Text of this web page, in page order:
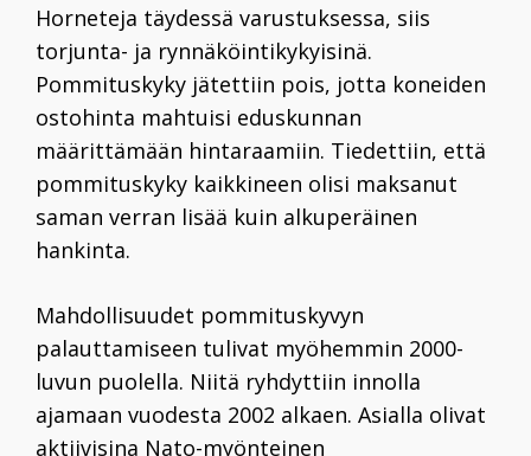
Horneteja täydessä varustuksessa, siis
torjunta- ja rynnäköintikykyisinä.
Pommituskyky jätettiin pois, jotta koneiden
ostohinta mahtuisi eduskunnan
määrittämään hintaraamiin. Tiedettiin, että
pommituskyky kaikkineen olisi maksanut
saman verran lisää kuin alkuperäinen
hankinta.
Mahdollisuudet pommituskyvyn
palauttamiseen tulivat myöhemmin 2000-
luvun puolella. Niitä ryhdyttiin innolla
ajamaan vuodesta 2002 alkaen. Asialla olivat
aktiivisina Nato-myönteinen